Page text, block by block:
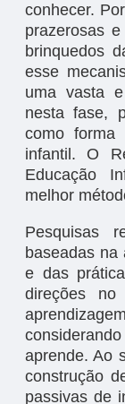
conhecer.
prazerosas
brinquedos
esse
uma vasta
nesta fase,
como
infantil. O
Educação
melhor
Pesquisas
baseadas na
e das
direções
aprende. Ao
construção
passivas de